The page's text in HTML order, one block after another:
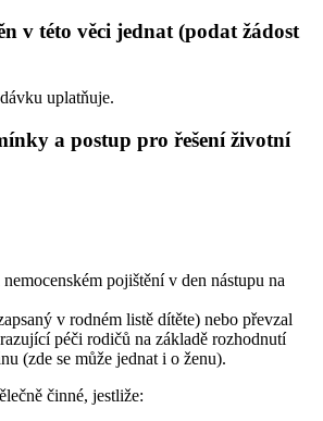
v této věci jednat (podat žádost
uplatňuje.
a postup pro řešení životní
pojištění v den nástupu na
v rodném listě dítěte) nebo převzal
péči rodičů na základě rozhodnutí
(zde se může jednat i o ženu).
činné, jestliže: